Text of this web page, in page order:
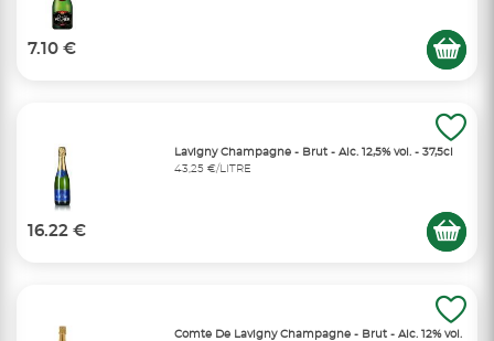
7.10 €
Lavigny Champagne - Brut - Alc. 12,5% vol. - 37,5cl
43,25 €/LITRE
16.22 €
Comte De Lavigny Champagne - Brut - Alc. 12% vol.